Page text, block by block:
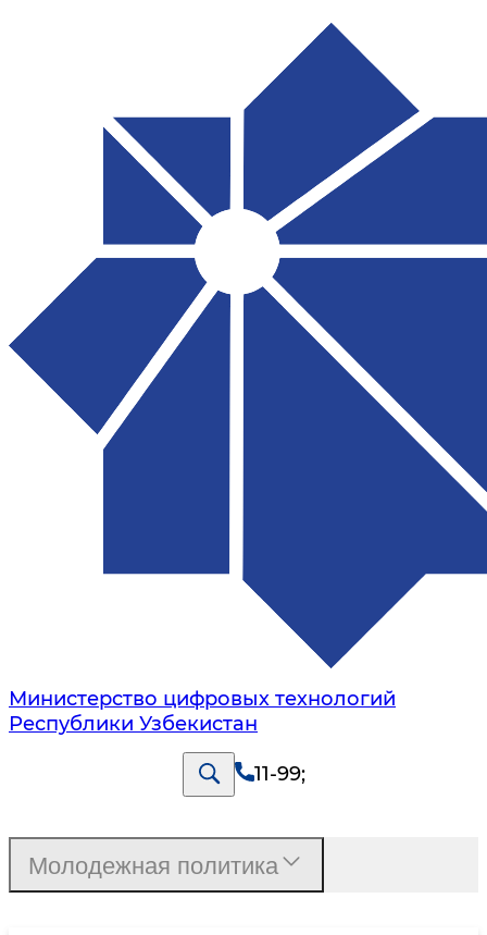
Министерство цифровых технологий
Республики Узбекистан
11-99;
Молодежная политика